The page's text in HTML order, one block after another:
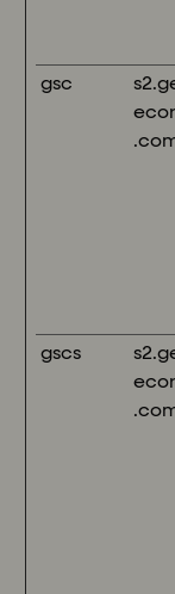
gsc
gscs